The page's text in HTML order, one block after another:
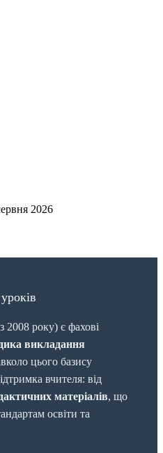
2026
2008 року) є фахові
викладання
цього базису
вчителя: від
матеріалів, що
освіти та